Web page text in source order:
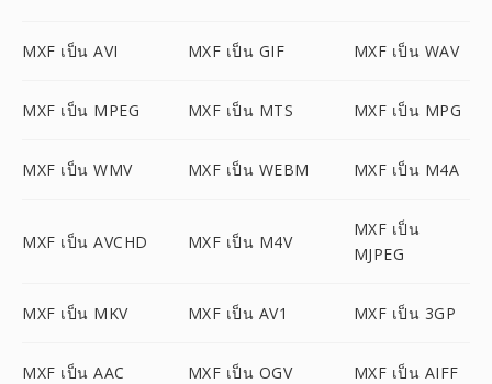
MXF เป็น AVI MXF เป็น GIF MXF เป็น WAV
MXF เป็น MPEG MXF เป็น MTS MXF เป็น MPG
MXF เป็น WMV MXF เป็น WEBM MXF เป็น M4A
MXF เป็น AVCHD MXF เป็น M4V
MXF เป็น
MJPEG
MXF เป็น MKV MXF เป็น AV1 MXF เป็น 3GP
MXF เป็น AAC MXF เป็น OGV MXF เป็น AIFF